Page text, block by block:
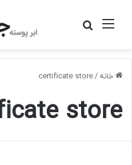
منو
خانه /
certificate store
store